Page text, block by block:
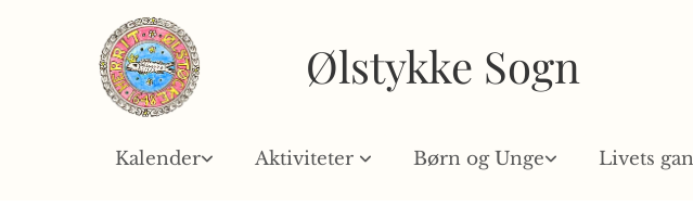
Ølstykke Sogn
Kalender Aktiviteter Børn og Unge Livets